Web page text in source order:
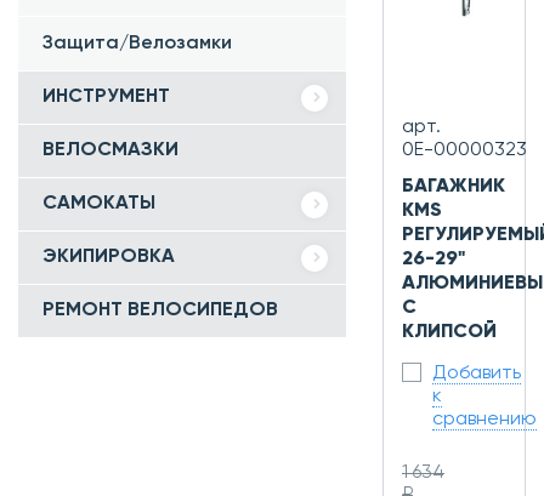
Защита/Велозамки
ИНСТРУМЕНТ
ВЕЛОСМАЗКИ
САМОКАТЫ
ЭКИПИРОВКА
РЕМОНТ ВЕЛОСИПЕДОВ
арт.
0Е-00000323
БАГАЖНИК
KMS
26-29"
С
КЛИПСОЙ
Добавить
к
сравнению
1 634